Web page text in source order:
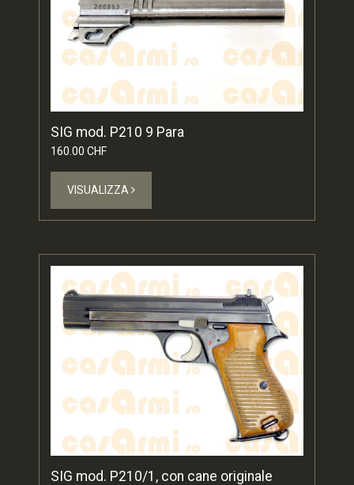
SIG mod. P210 9 Para
160.00 CHF
VISUALIZZA
SIG mod. P210/1, con cane originale